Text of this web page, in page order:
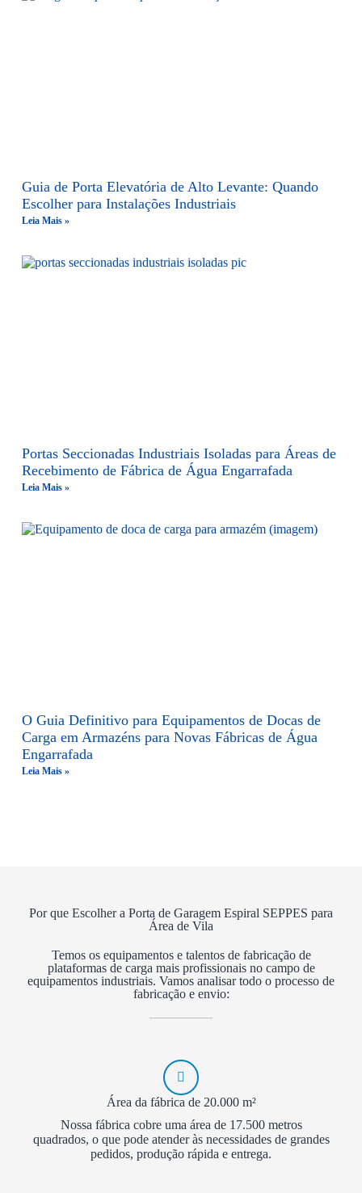
Guia de Porta Elevatória de Alto Levante: Quando
Escolher para Instalações Industriais
Leia Mais »
Portas Seccionadas Industriais Isoladas para Áreas de
Recebimento de Fábrica de Água Engarrafada
Leia Mais »
O Guia Definitivo para Equipamentos de Docas de
Carga em Armazéns para Novas Fábricas de Água
Engarrafada
Leia Mais »
Por que Escolher a Porta de Garagem Espiral SEPPES para
Área de Vila
Temos os equipamentos e talentos de fabricação de
plataformas de carga mais profissionais no campo de
equipamentos industriais. Vamos analisar todo o processo de
fabricação e envio:
Área da fábrica de 20.000 m²
Nossa fábrica cobre uma área de 17.500 metros
quadrados, o que pode atender às necessidades de grandes
pedidos, produção rápida e entrega.